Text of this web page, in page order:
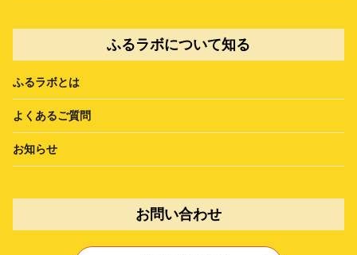
ふるラボについて知る
ふるラボとは
よくあるご質問
お知らせ
お問い合わせ